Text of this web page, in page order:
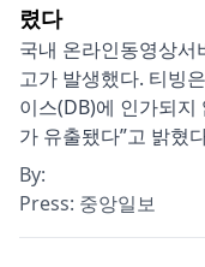
렸다
국내 온라인동영상서
고가 발생했다. 티빙
이스(DB)에 인가되
가 유출됐다”고 밝혔
By:
Press: 중앙일보